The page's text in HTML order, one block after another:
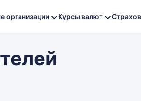
организации Курсы валют